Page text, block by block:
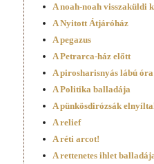
A noah-noah visszaküldi
A Nyitott Átjáróház
A pegazus
A Petrarca-ház előtt
A pirosharisnyás lábú óra
A Politika balladája
A pünkösdirózsák
A relief
A réti arcot!
A rettenetes ihlet